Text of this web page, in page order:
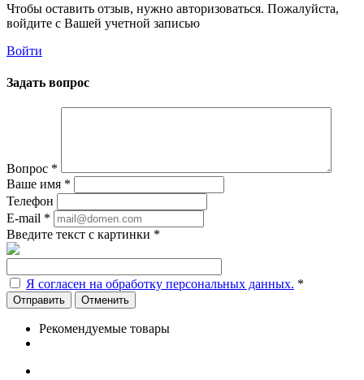
Чтобы оставить отзыв, нужно авторизоваться. Пожалуйста,
войдите с Вашей учетной записью
Войти
Задать вопрос
Вопрос *
Ваше имя *
Телефон
E-mail *
Введите текст с картинки *
Я согласен на обработку персональных данных. *
Отменить
Рекомендуемые товары